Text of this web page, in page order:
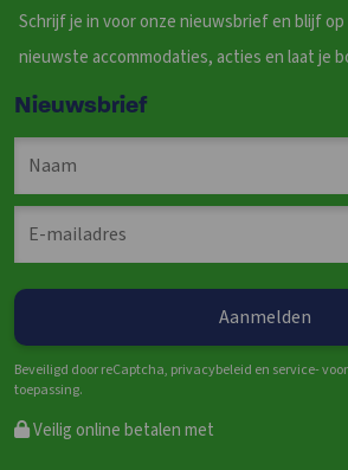
Schrijf je in voor onze nieuwsbrief en blijf
nieuwste accommodaties, acties en laat je
Nieuwsbrief
Beveiligd door reCaptcha, privacybeleid en service-
toepassing.
Veilig online betalen met